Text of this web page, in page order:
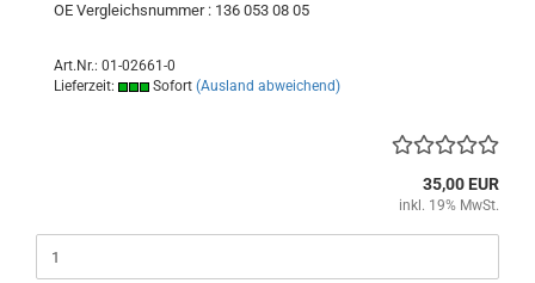
OE Vergleichsnummer : 136 053 08 05
Art.Nr.: 01-02661-0
Lieferzeit:
Sofort (Ausland abweichend)
35,00 EUR
inkl. 19% MwSt.